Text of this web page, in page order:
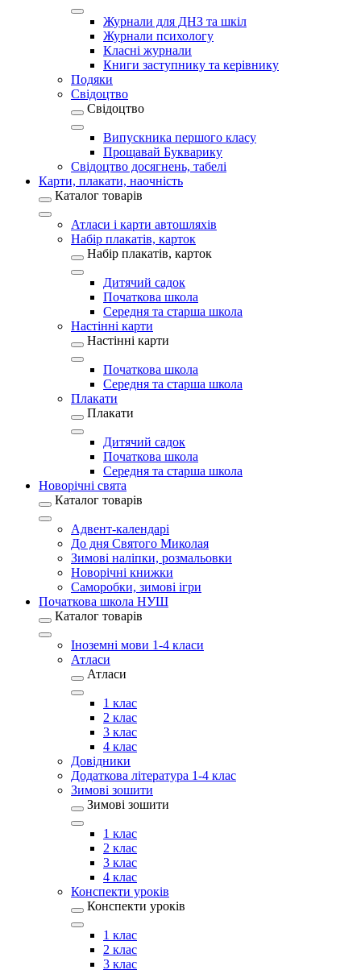
Журнали для ДНЗ та шкіл
Журнали психологу
Класні журнали
Книги заступнику та керівнику
Подяки
Свідоцтво
Свідоцтво
Випускника першого класу
Прощавай Букварику
Свідоцтво досягнень, табелі
Карти, плакати, наочність
Каталог товарів
Атласи і карти автошляхів
Набір плакатів, карток
Набір плакатів, карток
Дитячий садок
Початкова школа
Середня та старша школа
Настінні карти
Настінні карти
Початкова школа
Середня та старша школа
Плакати
Плакати
Дитячий садок
Початкова школа
Середня та старша школа
Новорічні свята
Каталог товарів
Адвент-календарі
До дня Святого Миколая
Зимові наліпки, розмальовки
Новорічні книжки
Саморобки, зимові ігри
Початкова школа НУШ
Каталог товарів
Іноземні мови 1-4 класи
Атласи
Атласи
1 клас
2 клас
3 клас
4 клас
Довідники
Додаткова література 1-4 клас
Зимові зошити
Зимові зошити
1 клас
2 клас
3 клас
4 клас
Конспекти уроків
Конспекти уроків
1 клас
2 клас
3 клас